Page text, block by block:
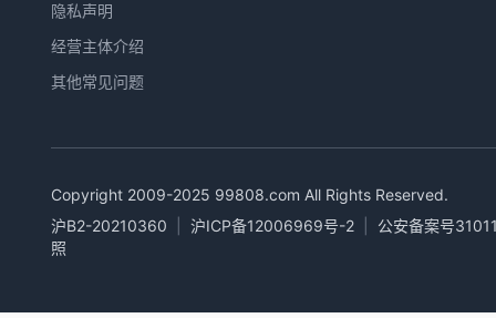
隐私声明
经营主体介绍
其他常见问题
Copyright 2009-2025 99808.com All Rights Reserved.
沪B2-20210360
沪ICP备12006969号-2
公安备案号
照